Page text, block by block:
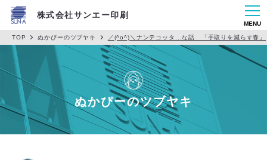
株式会社サンエー印刷
MENU
TOP ぬかぴーのツブヤキ ／(^o^)＼ナンテコッタ...な話 「手取りを減らす春」
ぬかぴーのツブヤキ